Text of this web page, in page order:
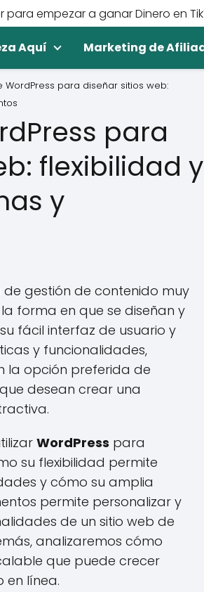
empezar a ganar Dinero en
Aquí Marketing de
WordPress para diseñar sitios web:
para
flexibilidad y
y
gestión de contenido muy
forma en que se diseñan y
fácil interfaz de usuario y
y funcionalidades,
la opción preferida de
desean crear una
WordPress para
su flexibilidad permite
y cómo su amplia
permite personalizar y
de un sitio web de
analizaremos cómo
que puede crecer
en línea.